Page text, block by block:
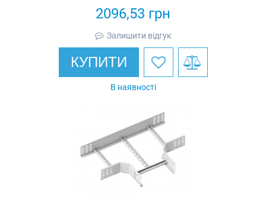
2096,53 грн
Залишити відгук
КУПИТИ
В наявності